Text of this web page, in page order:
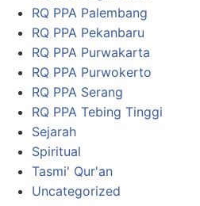
RQ PPA Palembang
RQ PPA Pekanbaru
RQ PPA Purwakarta
RQ PPA Purwokerto
RQ PPA Serang
RQ PPA Tebing Tinggi
Sejarah
Spiritual
Tasmi' Qur'an
Uncategorized